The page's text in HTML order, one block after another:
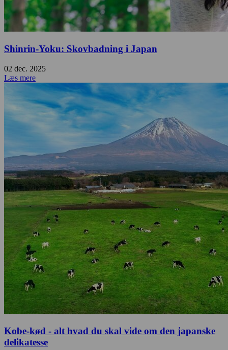
Shinrin-Yoku: Skovbadning i Japan
02 dec. 2025
Læs mere
Kobe-kød - alt hvad du skal vide om den japanske
delikatesse